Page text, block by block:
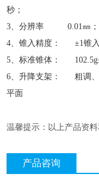
秒；
3、分辨率 0.01㎜；
4、锥入精度： ±1锥入
5、标准锥体：
6、升降支架： 粗调、
平面
温馨提示：以上产品资
产品咨询